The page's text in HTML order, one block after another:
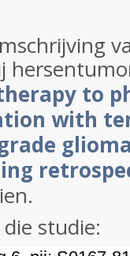
to
with
studie: